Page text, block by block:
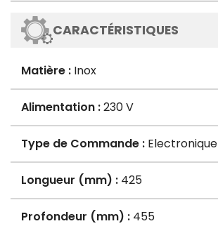
CARACTÉRISTIQUES
Matière : Inox
Alimentation :230 V
Type de Commande : Electronique
Longueur (mm) : 425
Profondeur (mm) : 455